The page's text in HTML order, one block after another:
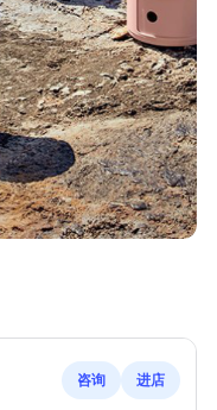
咨询 进店